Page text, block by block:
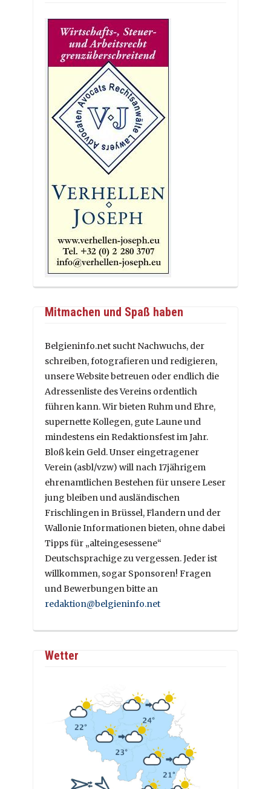
Mitmachen und Spaß haben
Belgieninfo.net sucht Nachwuchs, der
schreiben, fotografieren und redigieren,
unsere Website betreuen oder endlich die
Adressenliste des Vereins ordentlich
führen kann. Wir bieten Ruhm und Ehre,
supernette Kollegen, gute Laune und
mindestens ein Redaktionsfest im Jahr.
Bloß kein Geld. Unser eingetragener
Verein (asbl/vzw) will nach 17jährigem
ehrenamtlichen Bestehen für unsere Leser
jung bleiben und ausländischen
Frischlingen in Brüssel, Flandern und der
Wallonie Informationen bieten, ohne dabei
Tipps für „alteingesessene“
Deutschsprachige zu vergessen. Jeder ist
willkommen, sogar Sponsoren! Fragen
und Bewerbungen bitte an
redaktion@belgieninfo.net
Wetter